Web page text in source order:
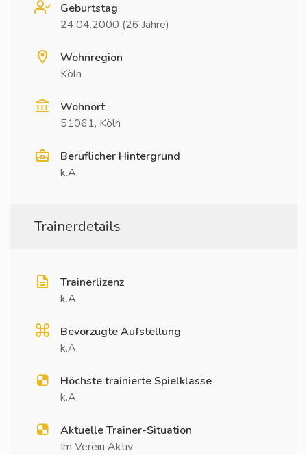
Geburtstag
24.04.2000 (26 Jahre)
Wohnregion
Köln
Wohnort
51061, Köln
Beruflicher Hintergrund
k.A.
Trainerdetails
Trainerlizenz
k.A.
Bevorzugte Aufstellung
k.A.
Höchste trainierte Spielklasse
k.A.
Aktuelle Trainer-Situation
Im Verein Aktiv